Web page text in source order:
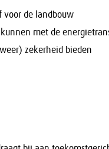
voor de landbouw
met de
zekerheid bieden